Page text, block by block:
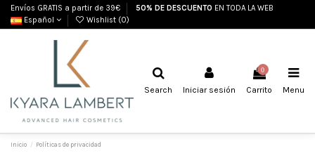
Envíos GRATIS a partir de 39€ 50% DE DESCUENTO EN TODA LA WEB
Español
Wishlist (0)
Search Iniciar sesión
0
Carrito Menu
Inicio Políticas de privacidad